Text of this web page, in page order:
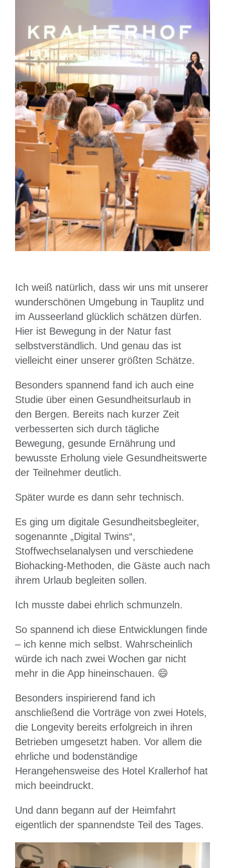
Ich weiß natürlich, dass wir uns mit unserer
wunderschönen Umgebung in Tauplitz und
im Ausseerland glücklich schätzen dürfen.
Hier ist Bewegung in der Natur fast
selbstverständlich. Und genau das ist
vielleicht einer unserer größten Schätze.
Besonders spannend fand ich auch eine
Studie über einen Gesundheitsurlaub in
den Bergen. Bereits nach kurzer Zeit
verbesserten sich durch tägliche
Bewegung, gesunde Ernährung und
bewusste Erholung viele Gesundheitswerte
der Teilnehmer deutlich.
Später wurde es dann sehr technisch.
Es ging um digitale Gesundheitsbegleiter,
sogenannte „Digital Twins“,
Stoffwechselanalysen und verschiedene
Biohacking-Methoden, die Gäste auch nach
ihrem Urlaub begleiten sollen.
Ich musste dabei ehrlich schmunzeln.
So spannend ich diese Entwicklungen finde
– ich kenne mich selbst. Wahrscheinlich
würde ich nach zwei Wochen gar nicht
mehr in die App hineinschauen. 😄
Besonders inspirierend fand ich
anschließend die Vorträge von zwei Hotels,
die Longevity bereits erfolgreich in ihren
Betrieben umgesetzt haben. Vor allem die
ehrliche und bodenständige
Herangehensweise des Hotel Krallerhof hat
mich beeindruckt.
Und dann begann auf der Heimfahrt
eigentlich der spannendste Teil des Tages.